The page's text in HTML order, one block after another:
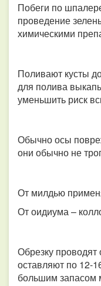
Побеги по
проведение
химическими
Поливают кусты
для полива
уменьшить риск
Обычно осы
они обычно не
От милдью
От оидиума –
Обрезку проводят
оставляют по 12-
большим запасом